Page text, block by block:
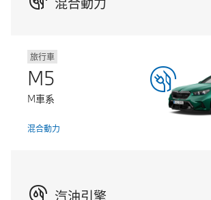
旅行車
M5
M車系
混合動力
汽油引擎